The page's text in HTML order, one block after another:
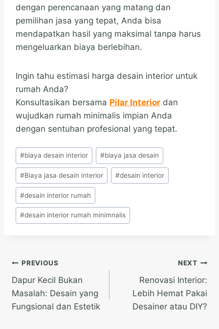
dengan perencanaan yang matang dan
pemilihan jasa yang tepat, Anda bisa
mendapatkan hasil yang maksimal tanpa harus
mengeluarkan biaya berlebihan.
Ingin tahu estimasi harga desain interior untuk
rumah Anda?
Konsultasikan bersama Pilar Interior dan
wujudkan rumah minimalis impian Anda
dengan sentuhan profesional yang tepat.
Post
Tags:
#biaya desain interior #biaya jasa desain
#Biaya jasa desain interior #desain interior
#desain interior rumah
#desain interior rumah minimnalis
Post
navigation
PREVIOUS
Dapur Kecil Bukan
Masalah: Desain yang
Fungsional dan Estetik
NEXT
Renovasi Interior:
Lebih Hemat Pakai
Desainer atau DIY?